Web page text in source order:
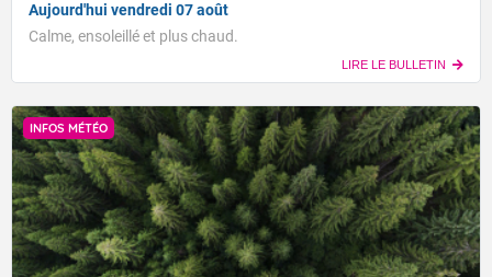
Aujourd'hui vendredi 07 août
Calme, ensoleillé et plus chaud.
LIRE LE BULLETIN
INFOS MÉTÉO